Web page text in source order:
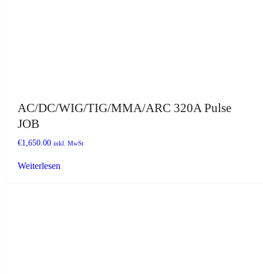
AC/DC/WIG/TIG/MMA/ARC 320A Pulse
JOB
€1,650.00 inkl. MwSt
Weiterlesen